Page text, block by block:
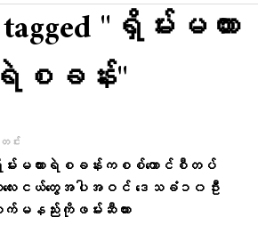
"ရှိမ်းမကား
ရဲစခန်း"
င်း
းမကားရဲစခန်းကစစ်​ကောင်စီတပ်​
ေးငယ်တွေအပါအဝင် ဒေသခံ၁၀ဦး
မနည်းကိုဖမ်းဆီထား